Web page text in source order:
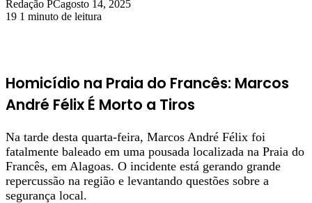
Redação PCagosto 14, 2025
19 1 minuto de leitura
Homicídio na Praia do Francês: Marcos
André Félix É Morto a Tiros
Na tarde desta quarta-feira, Marcos André Félix foi
fatalmente baleado em uma pousada localizada na Praia do
Francês, em Alagoas. O incidente está gerando grande
repercussão na região e levantando questões sobre a
segurança local.